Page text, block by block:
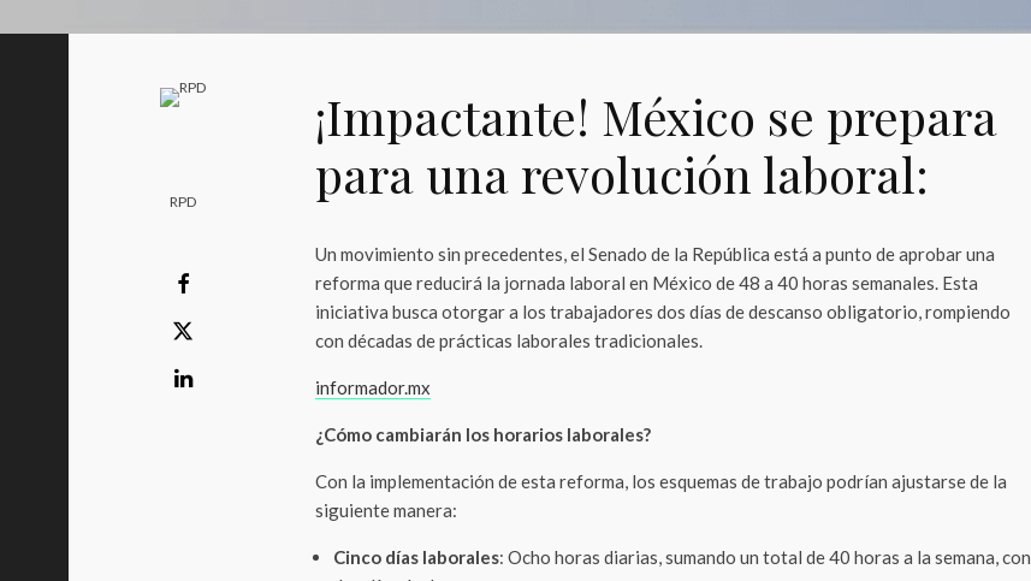
RPD
¡Impactante! México se prepara
para una revolución laboral:
Un movimiento sin precedentes, el Senado de la República está a punto de aprobar una
reforma que reducirá la jornada laboral en México de 48 a 40 horas semanales. Esta
iniciativa busca otorgar a los trabajadores dos días de descanso obligatorio, rompiendo
con décadas de prácticas laborales tradicionales.
informador.mx
¿Cómo cambiarán los horarios laborales?
Con la implementación de esta reforma, los esquemas de trabajo podrían ajustarse de la
siguiente manera:
Cinco días laborales: Ocho horas diarias, sumando un total de 40 horas a la semana, con